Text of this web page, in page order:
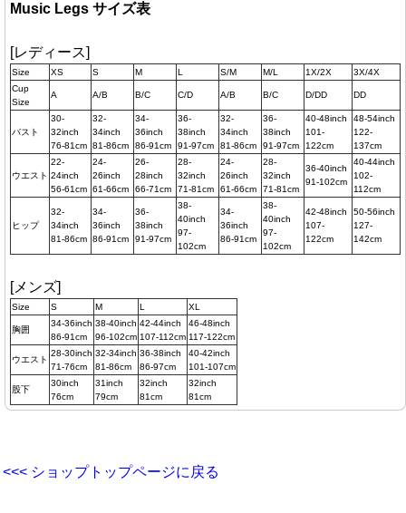
Music Legs サイズ表
[レディース]
Size XS S M L S/M M/L 1X/2X
3X/4X
Cup
Size
A A/B B/C C/D A/B B/C D/DD DD
バスト
30-
32inch
76-81cm
32-
34inch
81-86cm
34-
36inch
86-91cm
36-
38inch
91-97cm
32-
34inch
81-86cm
36-
38inch
91-97cm
40-48inch
101-
122cm
48-54inch
122-
137cm
ウエスト
22-
24inch
56-61cm
24-
26inch
61-66cm
26-
28inch
66-71cm
28-
32inch
71-81cm
24-
26inch
61-66cm
28-
32inch
71-81cm
36-40inch
91-102cm
40-44inch
102-
112cm
ヒップ
32-
34inch
81-86cm
34-
36inch
86-91cm
36-
38inch
91-97cm
38-
40inch
97-
102cm
34-
36inch
86-91cm
38-
40inch
97-
102cm
42-48inch
107-
122cm
50-56inch
127-
142cm
[メンズ]
Size S M L XL
胸囲
34-36inch
86-91cm
38-40inch
96-102cm
42-44inch
107-112cm
46-48inch
117-122cm
ウエスト
28-30inch
71-76cm
32-34inch
81-86cm
36-38inch
86-97cm
40-42inch
101-107cm
股下
30inch
76cm
31inch
79cm
32inch
81cm
32inch
81cm
<<< ショップトップページに戻る